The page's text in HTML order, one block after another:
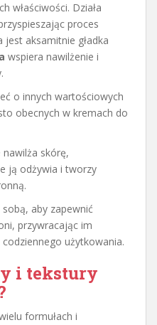
właściwości. Działa
proces
jest aksamitnie gładka
wspiera nawilżenie i
o innych wartościowych
obecnych w kremach do
skórę,
ją odżywia i tworzy
sobą, aby zapewnić
przywracając im
użytkowania.
i tekstury
formułach i